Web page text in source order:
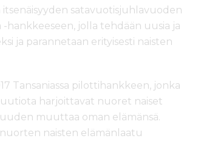
satavuotisjuhlavuoden
hankkeeseen, jolla tehdään uusia ja
ja parannetaan erityisesti naisten
Tansaniassa pilottihankkeen, jonka
harjoittavat nuoret naiset
muuttaa oman elämänsä.
naisten elämänlaatu